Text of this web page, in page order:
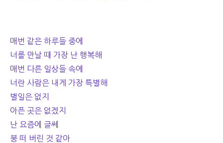
매번 같은 하루들 중에
너를 만날 때 가장 난 행복해
매번 다른 일상들 속에
너란 사람은 내게 가장 특별해
별일은 없지
아픈 곳은 없겠지
난 요즘에 글쎄
붕 떠 버린 것 같아